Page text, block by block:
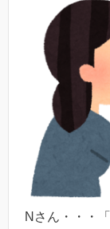
Nさん・・・